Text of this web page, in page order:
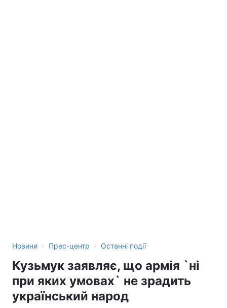
Новини › Прес-центр › Останні події
Кузьмук заявляє, що армія `ні
при яких умовах` не зрадить
український народ